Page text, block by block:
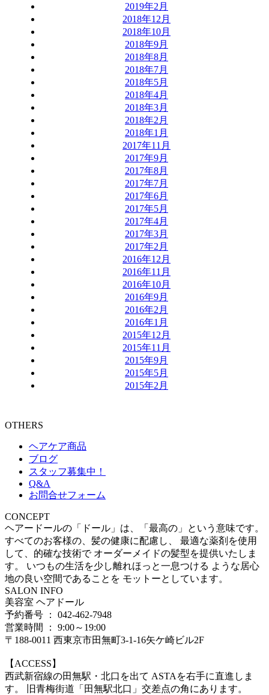
2019年2月
2018年12月
2018年10月
2018年9月
2018年8月
2018年7月
2018年5月
2018年4月
2018年3月
2018年2月
2018年1月
2017年11月
2017年9月
2017年8月
2017年7月
2017年6月
2017年5月
2017年4月
2017年3月
2017年2月
2016年12月
2016年11月
2016年10月
2016年9月
2016年2月
2016年1月
2015年12月
2015年11月
2015年9月
2015年5月
2015年2月
OTHERS
ヘアケア商品
ブログ
スタッフ募集中！
Q&A
お問合せフォーム
CONCEPT
ヘアードールの「ドール」は、「最高の」という意味です。
すべてのお客様の、髪の健康に配慮し、 最適な薬剤を使用
して、的確な技術で オーダーメイドの髪型を提供いたしま
す。 いつもの生活を少し離れほっと一息つける ような居心
地の良い空間であることを モットーとしています。
SALON INFO
美容室 ヘアドール
予約番号 ： 042-462-7948
営業時間 ： 9:00～19:00
〒188-0011 西東京市田無町3-1-16矢ケ崎ビル2F
【ACCESS】
西武新宿線の田無駅・北口を出て ASTAを右手に直進しま
す。 旧青梅街道「田無駅北口」交差点の角にあります。